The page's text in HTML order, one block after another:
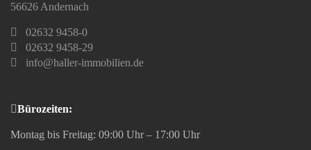
56626 Andernach
02632 9458-0
02632 9458-29
info@haller-immobilien.de
Bürozeiten:
Montag bis Freitag: 09:00 Uhr – 17:00 Uhr